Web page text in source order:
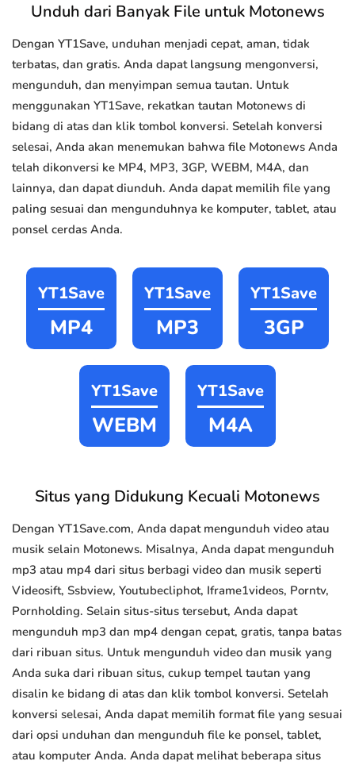
Unduh dari Banyak File untuk Motonews
Dengan YT1Save, unduhan menjadi cepat, aman, tidak
terbatas, dan gratis. Anda dapat langsung mengonversi,
mengunduh, dan menyimpan semua tautan. Untuk
menggunakan YT1Save, rekatkan tautan Motonews di
bidang di atas dan klik tombol konversi. Setelah konversi
selesai, Anda akan menemukan bahwa file Motonews Anda
telah dikonversi ke MP4, MP3, 3GP, WEBM, M4A, dan
lainnya, dan dapat diunduh. Anda dapat memilih file yang
paling sesuai dan mengunduhnya ke komputer, tablet, atau
ponsel cerdas Anda.
YT1Save
MP4
YT1Save
MP3
YT1Save
3GP
YT1Save
WEBM
YT1Save
M4A
Situs yang Didukung Kecuali Motonews
Dengan YT1Save.com, Anda dapat mengunduh video atau
musik selain Motonews. Misalnya, Anda dapat mengunduh
mp3 atau mp4 dari situs berbagi video dan musik seperti
Videosift, Ssbview, Youtubecliphot, Iframe1videos, Porntv,
Pornholding. Selain situs-situs tersebut, Anda dapat
mengunduh mp3 dan mp4 dengan cepat, gratis, tanpa batas
dari ribuan situs. Untuk mengunduh video dan musik yang
Anda suka dari ribuan situs, cukup tempel tautan yang
disalin ke bidang di atas dan klik tombol konversi. Setelah
konversi selesai, Anda dapat memilih format file yang sesuai
dari opsi unduhan dan mengunduh file ke ponsel, tablet,
atau komputer Anda. Anda dapat melihat beberapa situs